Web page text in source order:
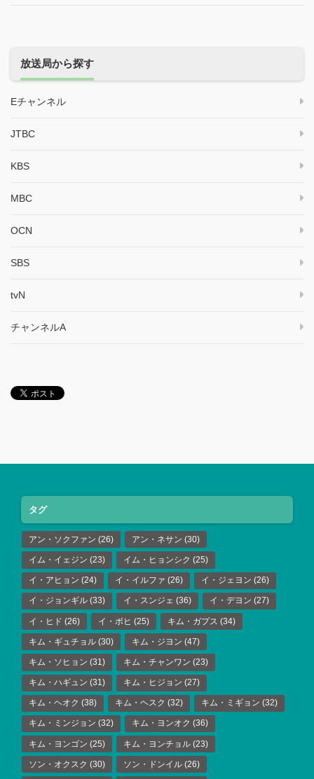
放送局から探す
Eチャンネル
JTBC
KBS
MBC
OCN
SBS
tvN
チャンネルA
タグ
アン・ソクファン (26) アン・ネサン (30)
イム・イェジン (23) イム・ヒョンシク (25)
イ・アヒョン (24) イ・イルファ (26) イ・ジェヨン (26)
イ・ジョンギル (33) イ・スンジェ (36) イ・デヨン (27)
イ・ヒド (26) イ・ボヒ (25) キム・ガプス (34)
キム・ギュチョル (30) キム・ジヨン (47)
キム・ソヒョン (31) キム・チャンワン (23)
キム・ハギュン (31) キム・ヒジョン (27)
キム・ヘオク (38) キム・ヘスク (32) キム・ミギョン (32)
キム・ミンジョン (32) キム・ヨンオク (36)
キム・ヨンゴン (25) キム・ヨンチョル (23)
ソン・オクスク (30) ソン・ドンイル (26)